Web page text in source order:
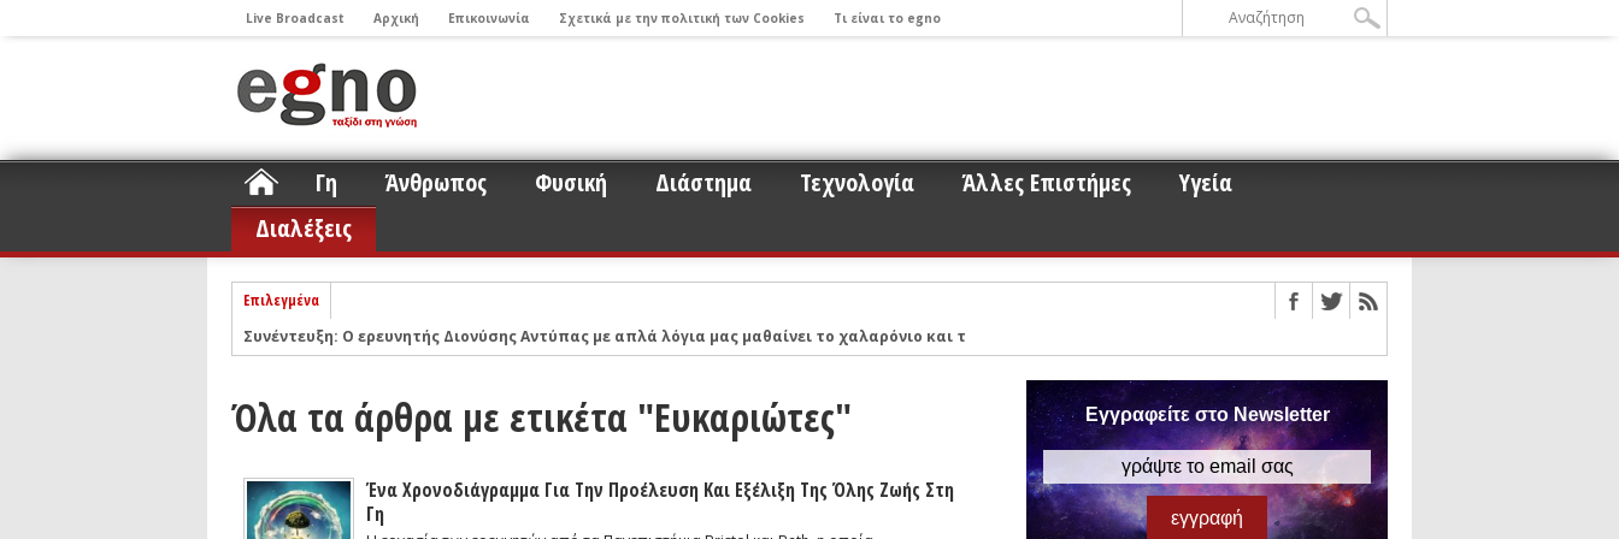
Live Broadcast Αρχική Επικοινωνία Σχετικά με την πολιτική των Cookies Τι είναι το egno
Γη Άνθρωπος Φυσική Διάστημα Τεχνολογία Άλλες Επιστήμες
Υγεία
Διαλέξεις
Επιλεγμένα
Συνέντευξη: Ο ερευνητής Διονύσης Αντύπας με απλά λόγια μας μαθαίνει το χαλαρόνιο και τη σχέση του με την σκοτεινή ύλη
Podcast: Συζήτηση με τον καθηγητή Νικόλαο Στεργιούλα με αφορμή το σημαντικό εύρημα της εργασίας του για τα άστρα νετρονίων
Podcast: Ο Διονύσης Σιμόπουλος απαντά σε ερωτήματα για το σύμπαν και την έρευνα που σχετίζεται με αυτό
Άρθρο με αφορμή το Nobel Φυσικής του 2017: Οι βηματισμοί της Επιστήμης και η πορεία προς τον εντοπισμό των βαρυτικών κυμάτων
Συνέντευξη: Το ελληνικό εκπαιδευτικό σύστημα με τα μάτια ενός νέου ερευνητή όπως ο κ. Μπάμπουλης (Μέρος 3)
Όλα τα άρθρα με ετικέτα "Ευκαριώτες"
Ένα Χρονοδιάγραμμα Για Την Προέλευση Και Εξέλιξη Της Όλης Ζωής Στη
Γη
Εγγραφείτε στο Newsletter